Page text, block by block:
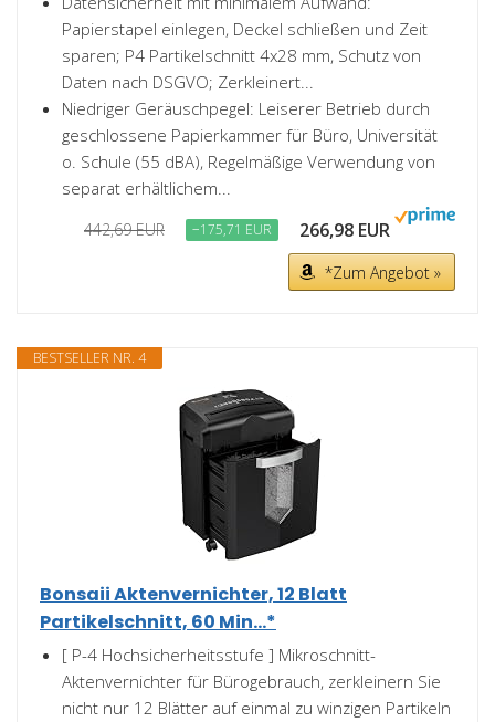
Papierstapel einlegen, Deckel schließen und Zeit
sparen; P4 Partikelschnitt 4x28 mm, Schutz von
Daten nach DSGVO; Zerkleinert...
Niedriger Geräuschpegel: Leiserer Betrieb durch
geschlossene Papierkammer für Büro, Universität
o. Schule (55 dBA), Regelmäßige Verwendung von
separat erhältlichem...
442,69 EUR −175,71 EUR 266,98 EUR
*Zum Angebot »
BESTSELLER NR. 4
Bonsaii Aktenvernichter, 12 Blatt
Partikelschnitt, 60 Min...*
[ P-4 Hochsicherheitsstufe ] Mikroschnitt-
Aktenvernichter für Bürogebrauch, zerkleinern Sie
nicht nur 12 Blätter auf einmal zu winzigen Partikeln